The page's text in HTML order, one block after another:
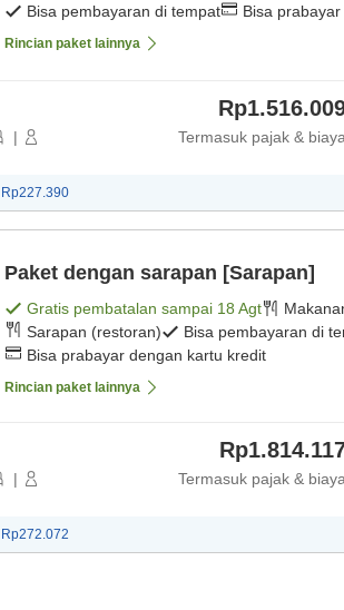
Bisa pembayaran di tempat
Bisa
Rincian paket lainnya
| Termasuk pajak &
Rp227.390
Paket dengan sarapan [Sarapan]
Gratis pembatalan sampai 18 Agt
Sarapan (restoran)
Bisa pembayaran di
Bisa prabayar dengan kartu kredit
Rincian paket lainnya
| Termasuk pajak &
Rp272.072